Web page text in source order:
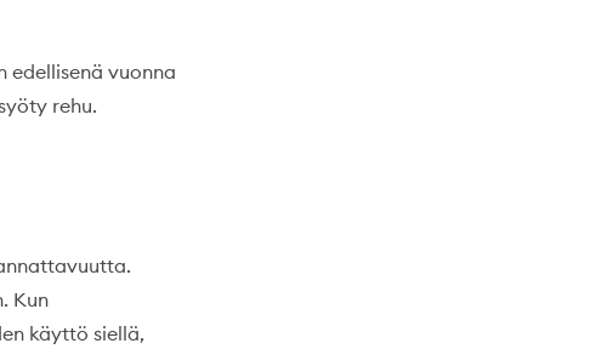
edellisenä vuonna
rehu.
Kun
käyttö siellä,